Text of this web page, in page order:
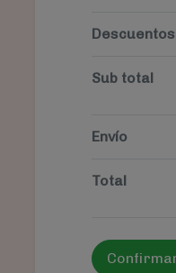
Descuentos
Sub total
Envío
Total